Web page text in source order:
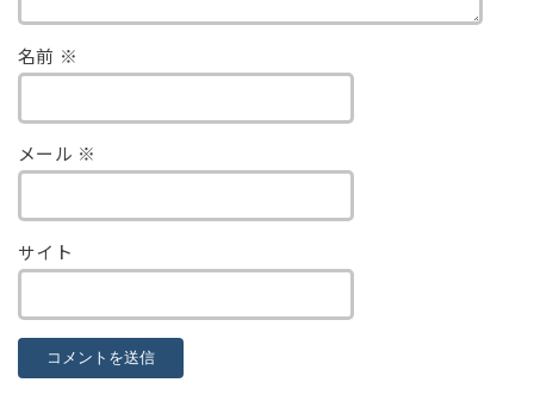
名前 ※
メール ※
サイト